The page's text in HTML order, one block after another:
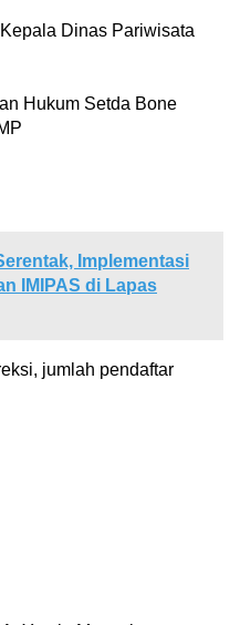
Dinas Pariwisata
Hukum Setda Bone
Implementasi
IMIPAS di Lapas
jumlah pendaftar